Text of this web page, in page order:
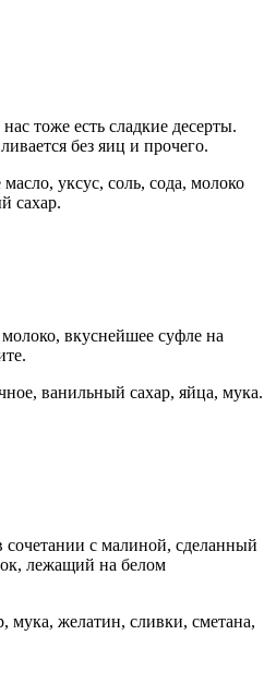
тоже есть сладкие десерты.
без яиц и прочего.
уксус, соль, сода, молоко
сахар.
вкуснейшее суфле на
ванильный сахар, яйца, мука.
с малиной, сделанный
лежащий на белом
мука, желатин, сливки, сметана,